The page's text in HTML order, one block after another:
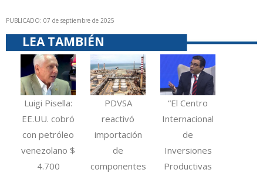
PUBLICADO: 07 de septiembre de 2025
LEA TAMBIÉN
Luigi Pisella:
EE.UU. cobró
con petróleo
venezolano $
4.700
PDVSA
reactivó
importación
de
componentes
“El Centro
Internacional
de
Inversiones
Productivas